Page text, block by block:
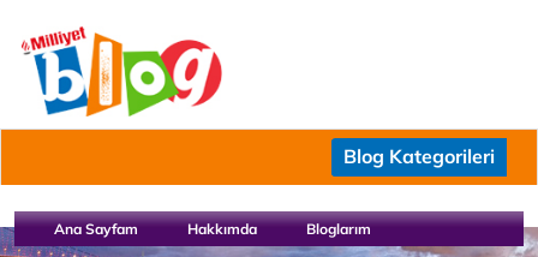
Blog Kategorileri
Ana Sayfam Hakkımda Bloglarım